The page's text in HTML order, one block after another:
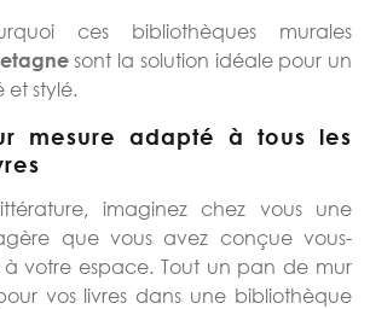
ces bibliothèques murales
sont la solution idéale pour un
et stylé.
mesure adapté à tous les
imaginez chez vous une
que vous avez conçue vous-
votre espace. Tout un pan de mur
vos livres dans une bibliothèque